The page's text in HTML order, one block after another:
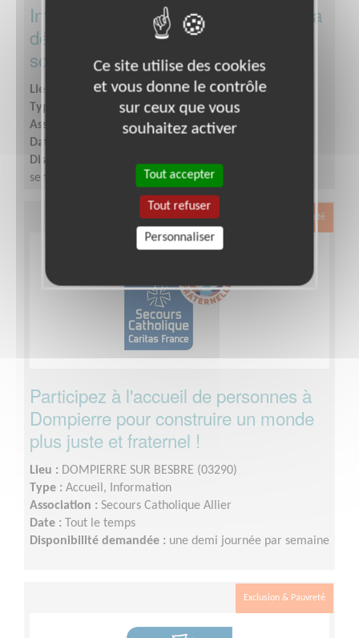
Intégrez l'équipe communication de la
délégation d'une association de
solidarité !
Lieu :
MOULINS (03000)
Type :
Communication, Graphisme
Association :
Secours Catholique Allier
Date :
Disponibilité demandée :
semaine
Exclusion & Pauvreté
Participez à l'accueil de personnes à
Dompierre pour construire un monde
plus juste et fraternel !
Lieu : DOMPIERRE SUR BESBRE (03290)
Type : Accueil, Information
Association : Secours Catholique Allier
Date :
Tout le temps
Disponibilité demandée : une demi journée par semaine
Exclusion & Pauvreté
Ce site utilise des cookies
et vous donne le contrôle
sur ceux que vous
souhaitez activer
Tout accepter
Tout refuser
Personnaliser